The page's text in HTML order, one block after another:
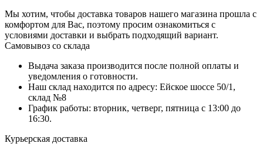
Мы хотим, чтобы доставка товаров нашего магазина прошла с
комфортом для Вас, поэтому просим ознакомиться с
условиями доставки и выбрать подходящий вариант.
Самовывоз со склада
Выдача заказа производится после полной оплаты и
уведомления о готовности.
Наш склад находится по адресу: Ейское шоссе 50/1,
склад №8
График работы: вторник, четверг, пятница с 13:00 до
16:30.
Курьерская доставка